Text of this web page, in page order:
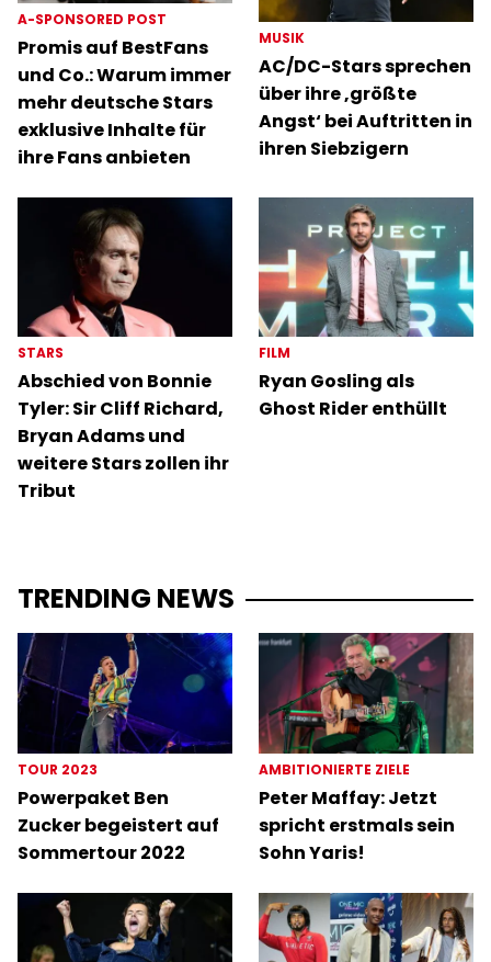
A-SPONSORED POST
Promis auf BestFans
und Co.: Warum immer
mehr deutsche Stars
exklusive Inhalte für
ihre Fans anbieten
MUSIK
AC/DC-Stars sprechen
über ihre ‚größte
Angst‘ bei Auftritten in
ihren Siebzigern
STARS
Abschied von Bonnie
Tyler: Sir Cliff Richard,
Bryan Adams und
weitere Stars zollen ihr
Tribut
FILM
Ryan Gosling als
Ghost Rider enthüllt
TRENDING NEWS
TOUR 2023
Powerpaket Ben
Zucker begeistert auf
Sommertour 2022
AMBITIONIERTE ZIELE
Peter Maffay: Jetzt
spricht erstmals sein
Sohn Yaris!